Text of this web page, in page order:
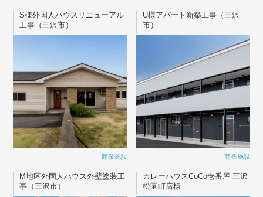
S様外国人ハウスリニューアル
工事（三沢市）
商業施設
U様アパート新築工事（三沢
市）
商業施設
M地区外国人ハウス外壁塗装工
事（三沢市）
カレーハウスCoCo壱番屋 三沢
松園町店様